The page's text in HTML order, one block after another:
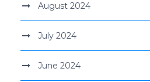
August 2024
July 2024
June 2024